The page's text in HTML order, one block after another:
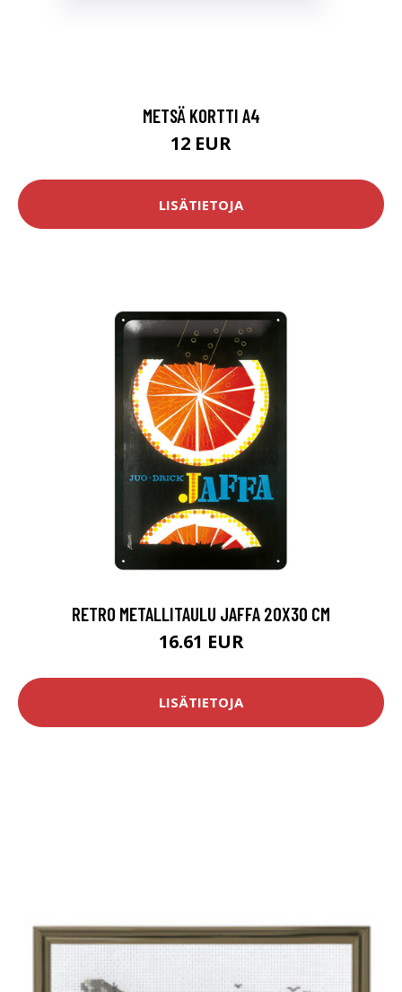
METSÄ KORTTI A4
12 EUR
LISÄTIETOJA
RETRO METALLITAULU JAFFA 20X30 CM
16.61 EUR
LISÄTIETOJA